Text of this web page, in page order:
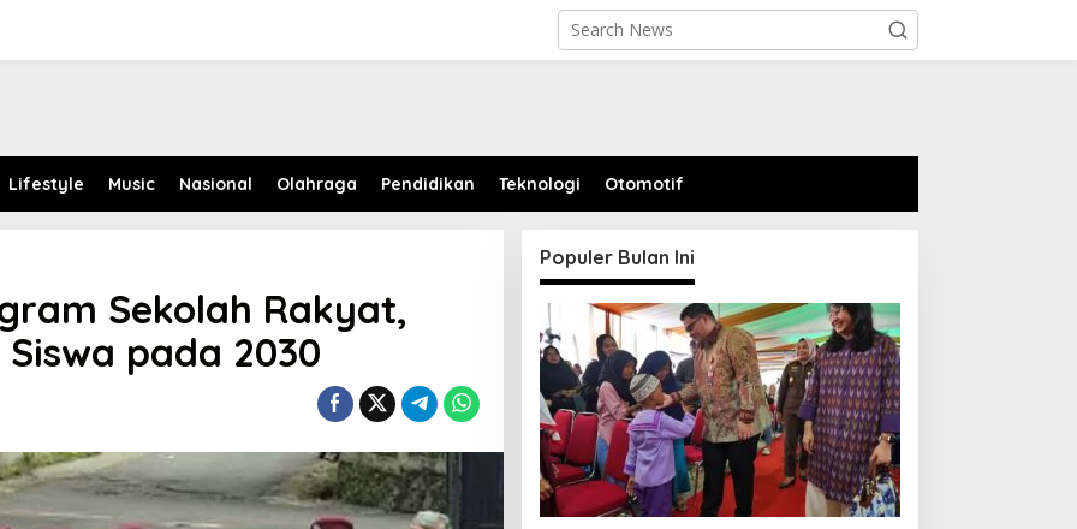
Lifestyle Music Nasional Olahraga Pendidikan Teknologi Otomotif
Sekolah Rakyat,
pada 2030
Populer Bulan Ini